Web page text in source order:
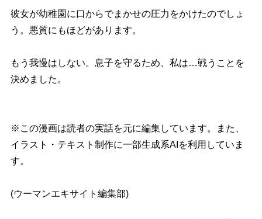
彼女が幼稚園に口からでまかせの圧力をかけたのでしょ
う。悪質にもほどがあります。
もう我慢はしない。息子を守るため、私は…戦うことを
決めました。
※この漫画は読者の実話を元に編集しています。また、
イラスト・テキスト制作に一部生成系AIを利用していま
す。
(ウーマンエキサイト編集部)